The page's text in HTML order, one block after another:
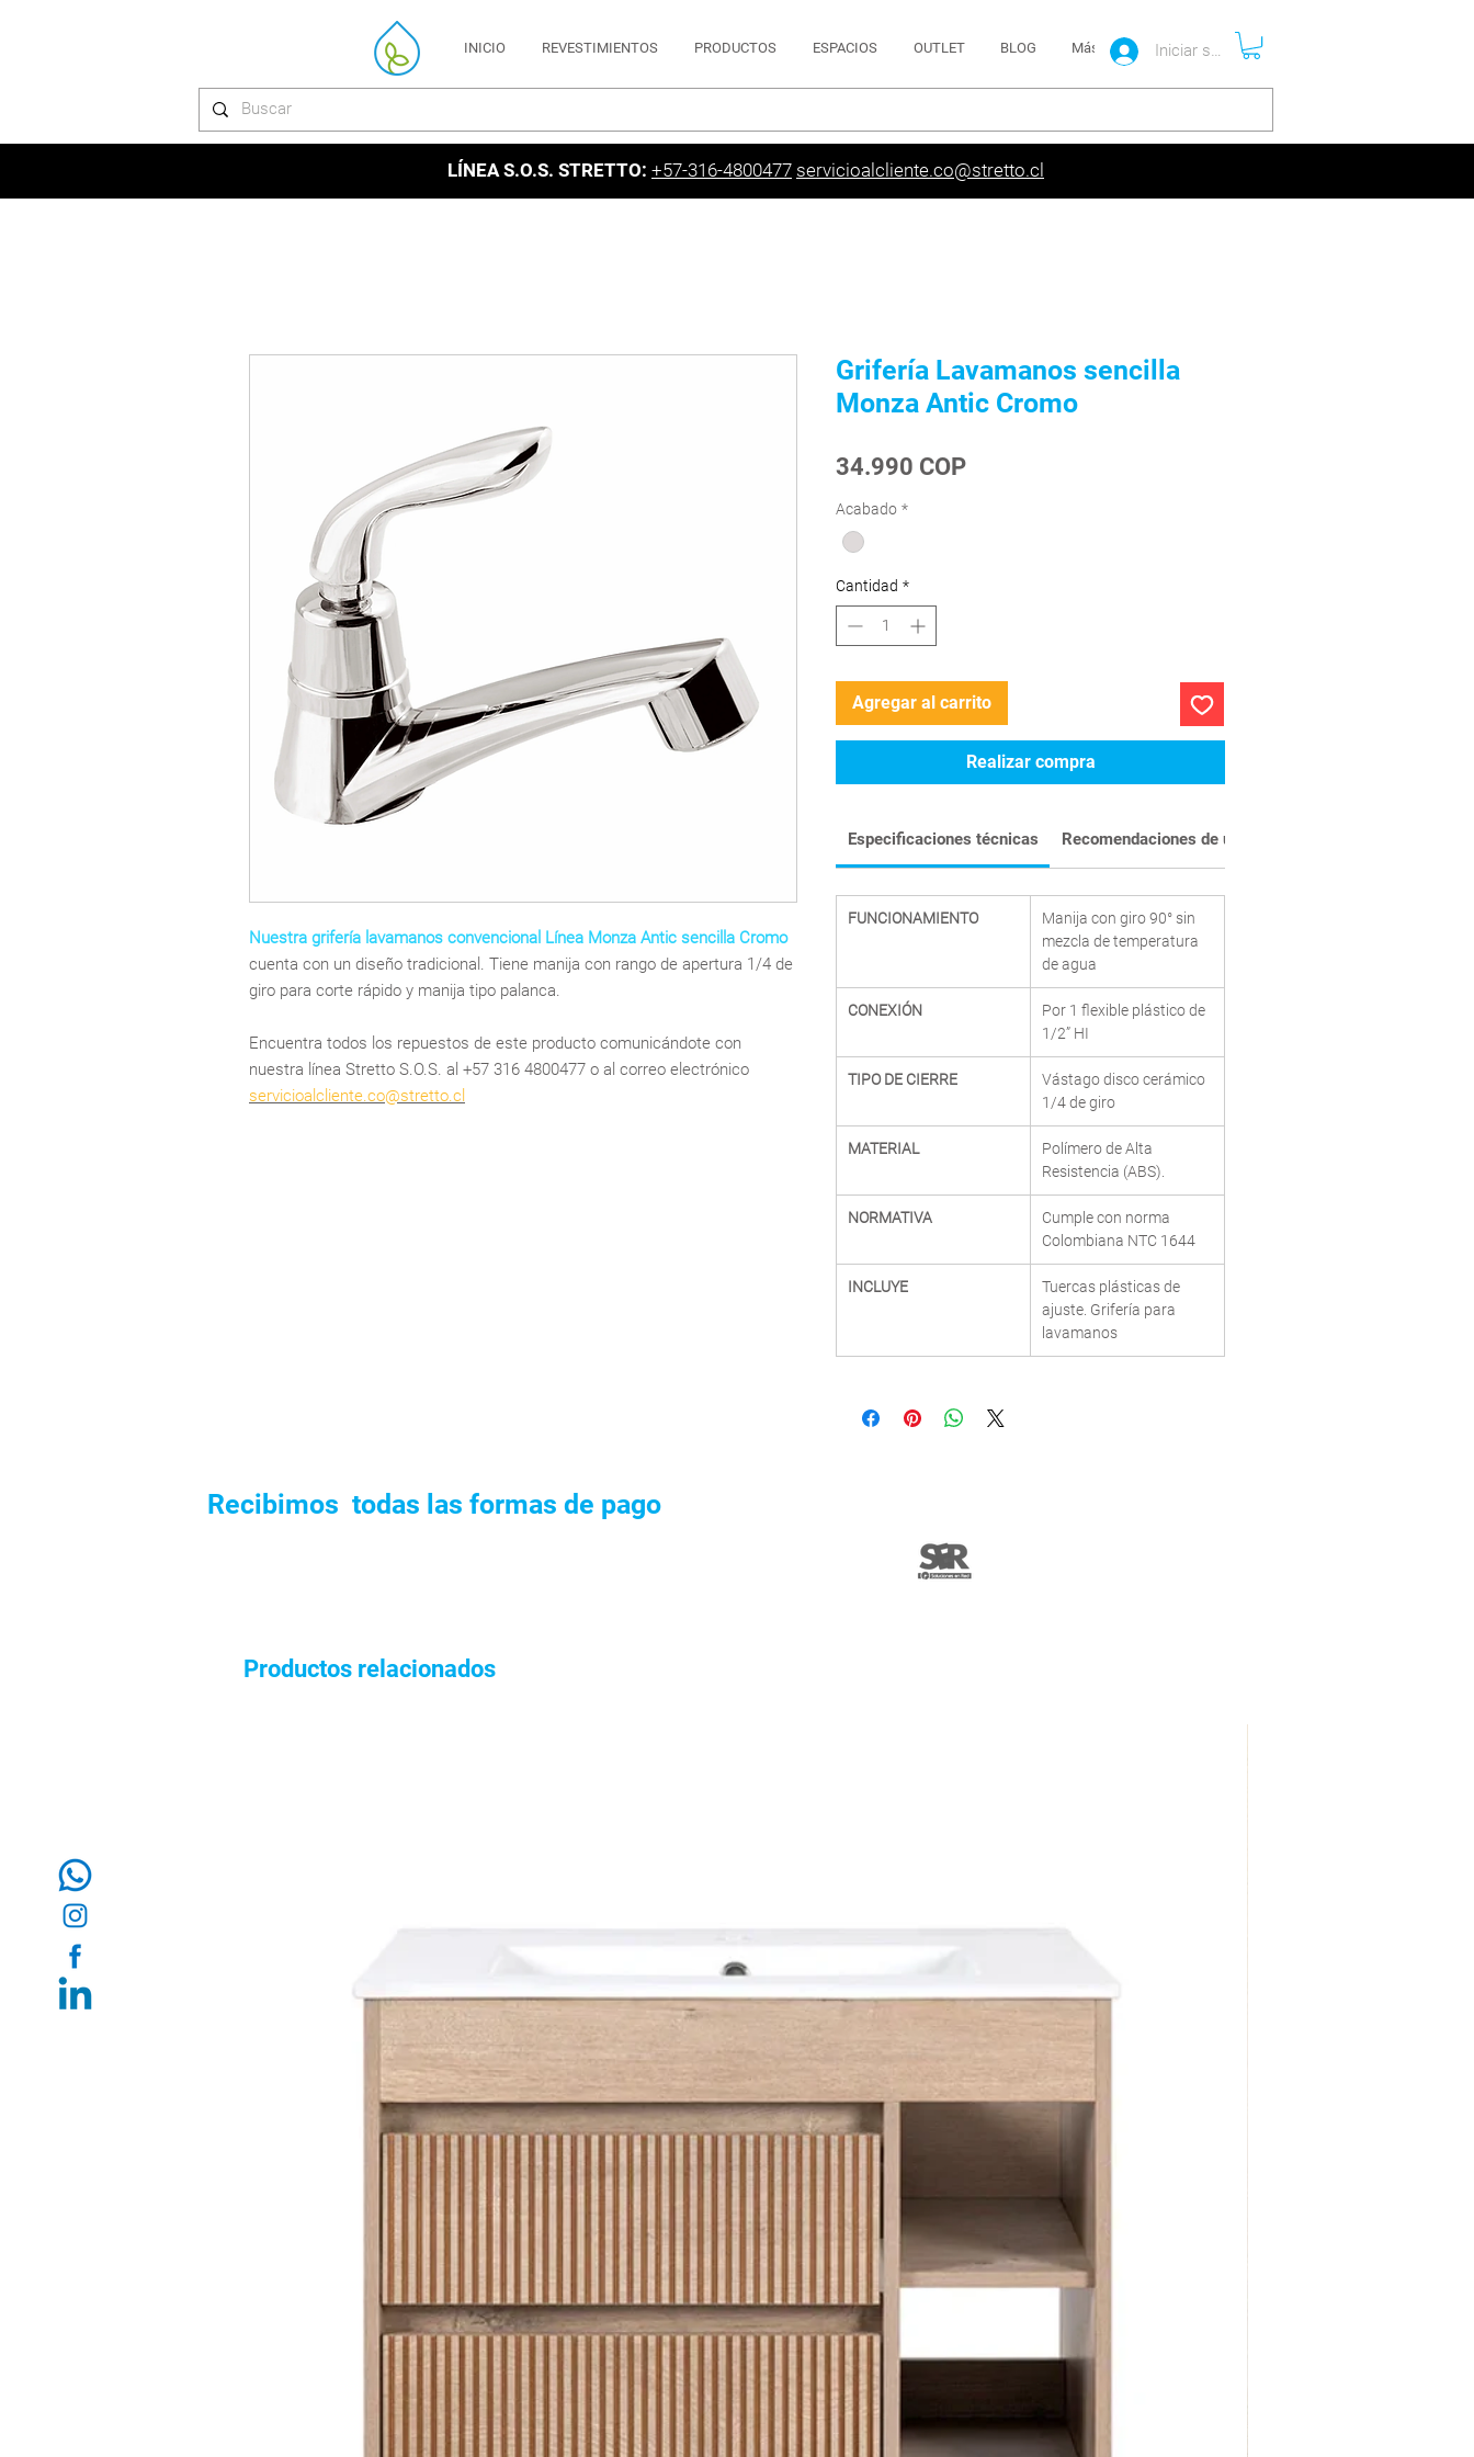
INICIO REVESTIMIENTOS PRODUCTOS ESPACIOS OUTLET BLOG Más Iniciar sesión
LÍNEA S.O.S. STRETTO: +57-316-4800477 servicioalcliente.co@stretto.cl
Nuestra grifería lavamanos convencional Línea Monza Antic sencilla Cromo
cuenta con un diseño tradicional. Tiene manija con rango de apertura 1/4 de
giro para corte rápido y manija tipo palanca.
Encuentra todos los repuestos de este producto comunicándote con
nuestra línea Stretto S.O.S. al +57 316 4800477 o al correo electrónico
servicioalcliente.co@stretto.cl
Grifería Lavamanos sencilla
Monza Antic Cromo
34.990 COPPrecio
Acabado *
Cantidad *
Agregar al carrito
Realizar compra
Especificaciones técnicas Recomendaciones de uso e instalación
FUNCIONAMIENTO
Manija con giro 90° sin
mezcla de temperatura
de agua
CONEXIÓN
Por 1 flexible plástico de
1/2” HI
TIPO DE CIERRE
Vástago disco cerámico
1/4 de giro
MATERIAL
Polímero de Alta
Resistencia (ABS).
NORMATIVA
Cumple con norma
Colombiana NTC 1644
INCLUYE
Tuercas plásticas de
ajuste. Grifería para
lavamanos
Recibimos todas las formas de pago
Productos relacionados